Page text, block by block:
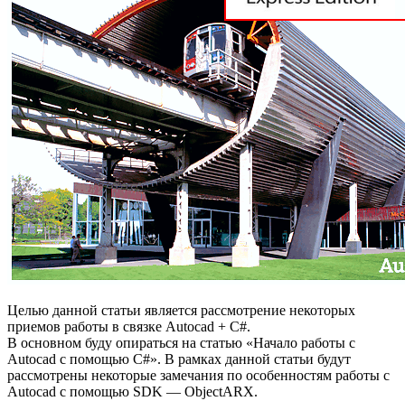
Целью данной статьи является рассмотрение некоторых
приемов работы в связке Autocad + C#.
В основном буду опираться на статью «Начало работы с
Autocad с помощью C#». В рамках данной статьи будут
рассмотрены некоторые замечания по особенностям работы с
Autocad с помощью SDK — ObjectARX.